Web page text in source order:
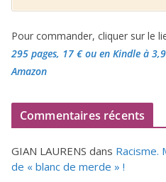
Pour commander, cliquer sur le
295 pages, 17 €ou en Kindle à
Amazon
Commentaires récents
GIAN LAURENS dans Racisme.
de « blanc de merde » !